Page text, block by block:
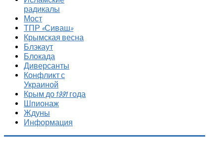
радикалы
Мост
ТПР «Сиваш»
Крымская весна
Блэкаут
Блокада
Диверсанты
Конфликт с
Украиной
Крым до 1991 года
Шпионаж
Ждуны
Информация